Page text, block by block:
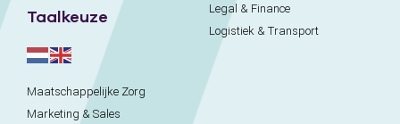
Taalkeuze
Legal & Finance
Logistiek & Transport
Maatschappelijke Zorg
Marketing & Sales